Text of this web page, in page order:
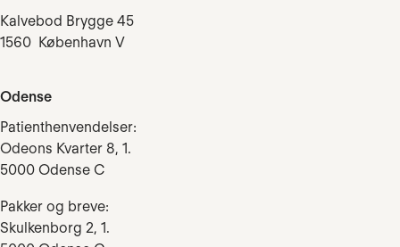
Kalvebod Brygge 45
1560 København V
Odense
Patienthenvendelser:
Odeons Kvarter 8, 1.
5000 Odense C
Pakker og breve:
Skulkenborg 2, 1.